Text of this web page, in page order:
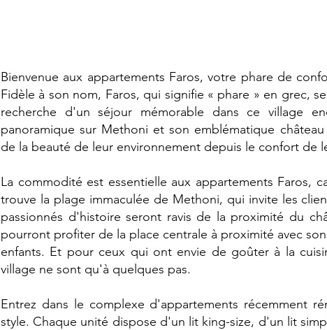
Bienvenue aux appartements Faros, votre phare de
Fidèle à son nom, Faros, qui signifie « phare » en grec,
recherche d'un séjour mémorable dans ce village
panoramique sur Methoni et son emblématique
de la beauté de leur environnement depuis le confort de
La commodité est essentielle aux appartements Faros,
trouve la plage immaculée de Methoni, qui invite les
passionnés d'histoire seront ravis de la proximité du
pourront profiter de la place centrale à proximité avec
enfants. Et pour ceux qui ont envie de goûter à la
village ne sont qu'à quelques pas.
Entrez dans le complexe d'appartements récemment
style. Chaque unité dispose d'un lit king-size, d'un lit